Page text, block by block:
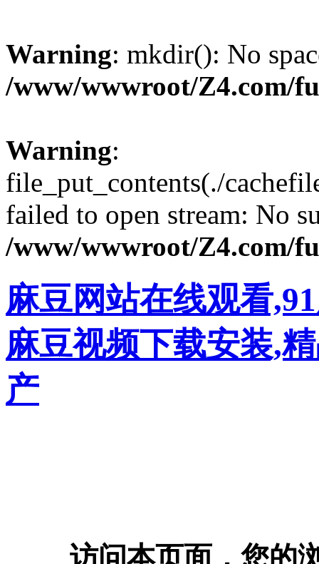
Warning: mkdir(): No
/www/wwwroot/Z4.com/
Warning:
file_put_contents(./
failed to open stream: No
/www/wwwroot/Z4.com/
麻豆网站在线观看
麻豆视频下载安装,
产
访问本页面，您的